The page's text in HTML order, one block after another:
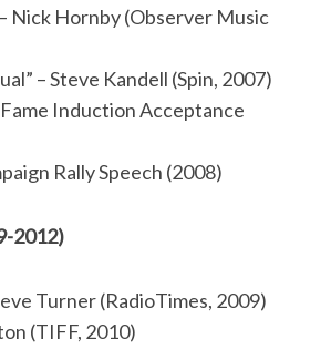
– Nick Hornby (Observer Music
– Steve Kandell (Spin, 2007)
Induction Acceptance
Rally Speech (2008)
2012)
Turner (RadioTimes, 2009)
(TIFF, 2010)